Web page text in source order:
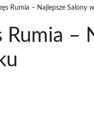
Rumia – Najlepsze Salony
Rumia –